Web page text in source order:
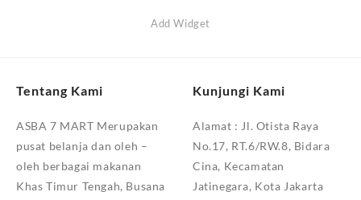
Add Widget
Tentang Kami
ASBA 7 MART Merupakan
pusat belanja dan oleh –
oleh berbagai makanan
Khas Timur Tengah, Busana
Kunjungi Kami
Alamat : Jl. Otista Raya
No.17, RT.6/RW.8, Bidara
Cina, Kecamatan
Jatinegara, Kota Jakarta